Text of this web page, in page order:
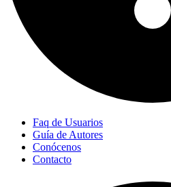
Faq de Usuarios
Guía de Autores
Conócenos
Contacto